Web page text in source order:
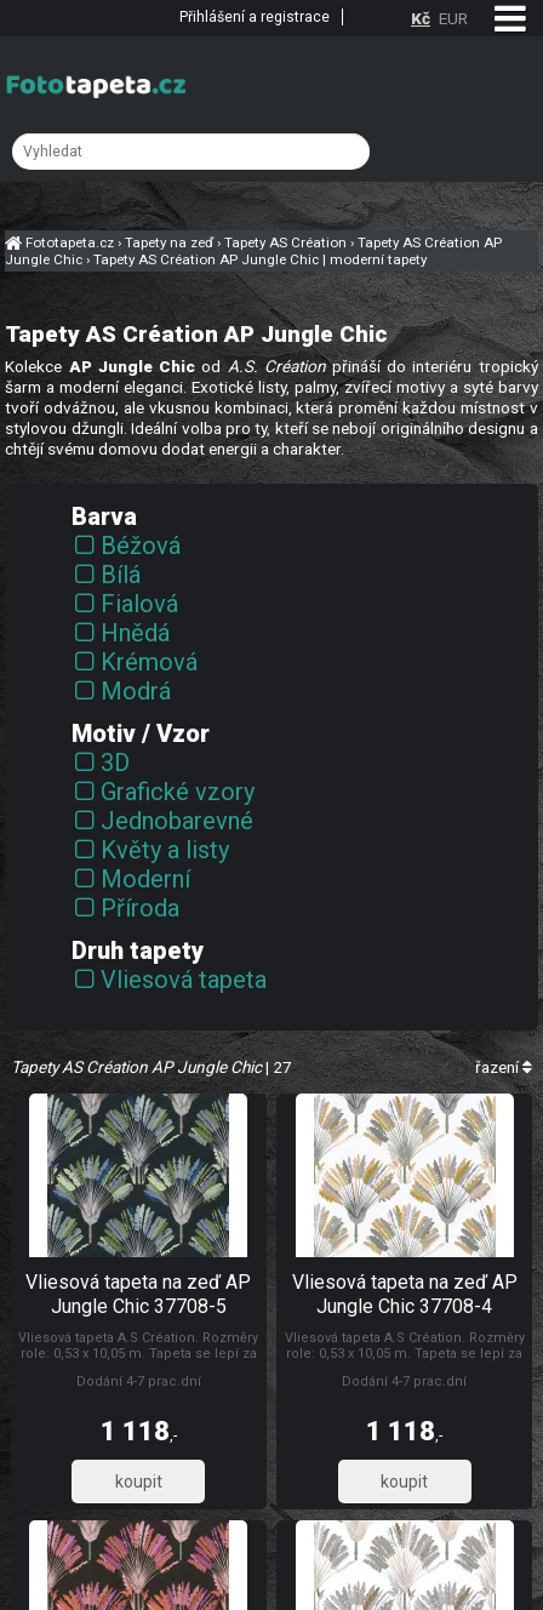
Fototapeta.cz›Tapety na zeď›Tapety AS Création ›Tapety AS Création AP
Jungle Chic ›Tapety AS Création AP Jungle Chic | moderní tapety
Tapety AS Création AP Jungle Chic
Kolekce AP Jungle Chic od A.S. Créationpřináší do interiéru tropický
šarm a moderní eleganci. Exotické listy, palmy, zvířecí motivy a syté barvy
tvoří odvážnou, ale vkusnou kombinaci, která promění každou místnost v
stylovou džungli. Ideální volba pro ty, kteří se nebojí originálního designu a
chtějí svému domovu dodat energii a charakter.
Barva
Béžová
Bílá
Fialová
Hnědá
Krémová
Modrá
Oranžová
Růžová
Vícebarevná
Zelená
Zlatá
Černá
Červená
Šedá
Žlutá
Motiv / Vzor
3D
Grafické vzory
Jednobarevné
Květy a listy
Moderní
Příroda
Struktury
Zvířata
Druh tapety
Vliesová tapeta
Tapety AS Création AP Jungle Chic| 27 řazení
Vliesová tapeta na zeď AP
Jungle Chic 37708-5
Vliesová tapeta A.S Création. Rozměry
role: 0,53 x 10,05 m. Tapeta se lepí za
zeď. Vliesové tapety na zeď se
zakrytí jemných prasklin. AP Jungle
Dodání 4-7 prac.dní
1 118,-
923,61
Vliesová tapeta na zeď AP
Jungle Chic 37708-4
Vliesová tapeta A.S Création. Rozměry
role: 0,53 x 10,05 m. Tapeta se lepí za
zeď. Vliesové tapety na zeď se
zakrytí jemných prasklin. Tapety AS
Dodání 4-7 prac.dní
1 118,-
923,61
Kč EUR
Přihlášení a registrace